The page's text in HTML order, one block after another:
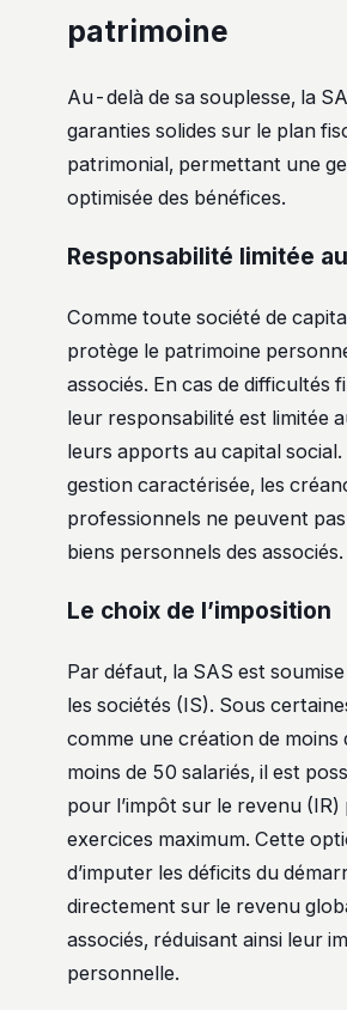
patrimoine
Au-delà de sa souplesse, la
garanties solides sur le plan
patrimonial, permettant une
optimisée des bénéfices.
Responsabilité limitée
Comme toute société de
protège le patrimoine
associés. En cas de difficultés
leur responsabilité est limitée
leurs apports au capital
gestion caractérisée, les
professionnels ne peuvent pas
biens personnels des associés.
Le choix de l’imposition
Par défaut, la SAS est
les sociétés (IS). Sous
comme une création de moins
moins de 50 salariés, il est
pour l’impôt sur le revenu (IR)
exercices maximum. Cette
d’imputer les déficits du
directement sur le revenu
associés, réduisant ainsi leur
personnelle.